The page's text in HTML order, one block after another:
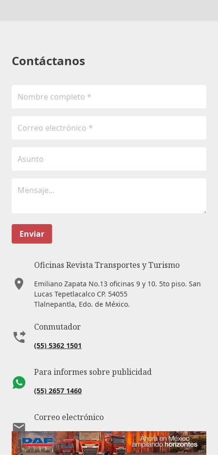
Contáctanos
Enviar
Oficinas Revista Transportes y Turismo
Emiliano Zapata No.13 oficinas 9 y 10. 5to piso. San
Lucas Tepetlacalco CP. 54055
Tlalnepantla, Edo. de México.
Conmutador
(55) 5362 1501
Para informes sobre publicidad
(55) 2657 1460
Correo electrónico
revista@transportes.com.mx